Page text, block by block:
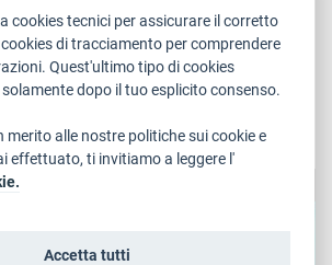
ci ha permesso però di ottenere risultati
di efficientamento del sistema. E
ha dato un segnale importante, lo è
Queste le parole del...
cookies tecnici per assicurare il corretto
di tracciamento per comprendere
Quest'ultimo tipo di cookies
dopo il tuo esplicito consenso.
merito alle nostre politiche sui cookie e
effettuato, ti invitiamo a leggere l'
Accetta tutti